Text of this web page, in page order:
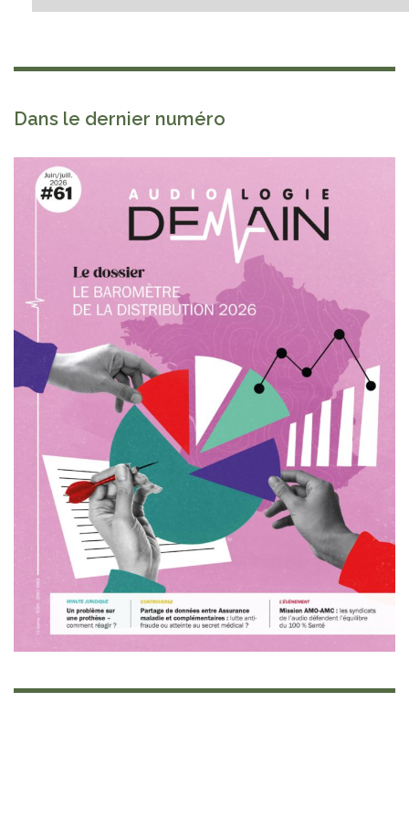
durée de 2 mois. Elle s'élevait à environ un tiers
du smic. Dans le secteur de l’audio, comme le
rapportait l’audioprothésiste Xavier Delerce
dans un billet de blog de 2009, cela avait
« provoqué une certaine raréfaction des offres
Mais en 2009, la loi HPST venait exclure les
étudiants et élèves auxiliaires médicaux de cette
disposition. La raison ? Le stage n’a pas « pour
effet d'accroître l'activité rémunérée de ces
praticiens [les maîtres de stage] ». Et puisque le
maître de stage ne peut pas obtenir de bénéfice
financier de la présence de son stagiaire (ce qui
reste à démontrer), le législateur a considéré
qu’il n’y avait donc aucune raison pour que le
stagiaire perçoive une rémunération ou une
gratification. Une vision que conteste Josselin
Masset : «Sur le papier, c’est vrai, mais dans les
faits, c’est différent. Certes, nous ne sommes pas
autonomes pour appareiller – nous n’en avons
pas le droit – mais nous le sommes pour
appareils, la prise en charge de certaines pannes,
Dans le dernier numéro